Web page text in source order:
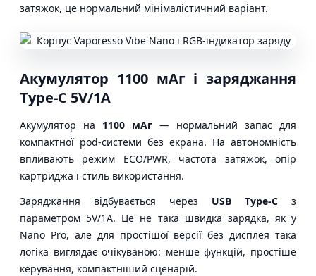
затяжок, це нормальний мінімалістичний варіант.
Акумулятор 1100 мАг і заряджання
Type-C 5V/1A
Акумулятор на 1100 мАг — нормальний запас для
компактної pod-системи без екрана. На автономність
впливають режим ECO/PWR, частота затяжок, опір
картриджа і стиль використання.
Заряджання відбувається через USB Type-C з
параметром 5V/1A. Це не така швидка зарядка, як у
Nano Pro, але для простішої версії без дисплея така
логіка виглядає очікуваною: менше функцій, простіше
керування, компактніший сценарій.